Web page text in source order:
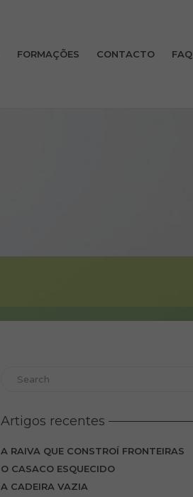
FORMAÇÕES CONTACTO FAQ
Artigos recentes
A RAIVA QUE CONSTROÍ FRONTEIRAS
O CASACO ESQUECIDO
A CADEIRA VAZIA